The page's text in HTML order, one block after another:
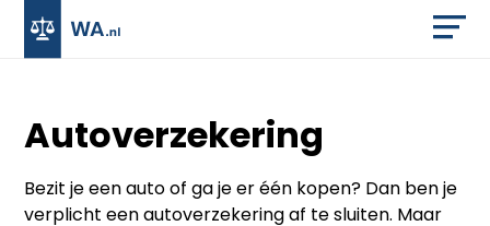
Autoverzekering
Bezit je een auto of ga je er één kopen? Dan ben je
verplicht een autoverzekering af te sluiten. Maar